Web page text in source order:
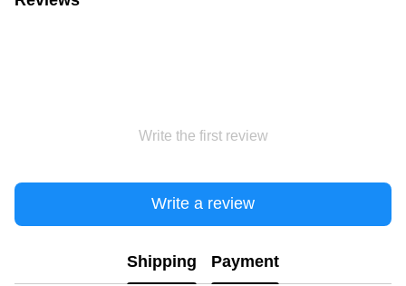
Write the first review
Write a review
Shipping Payment